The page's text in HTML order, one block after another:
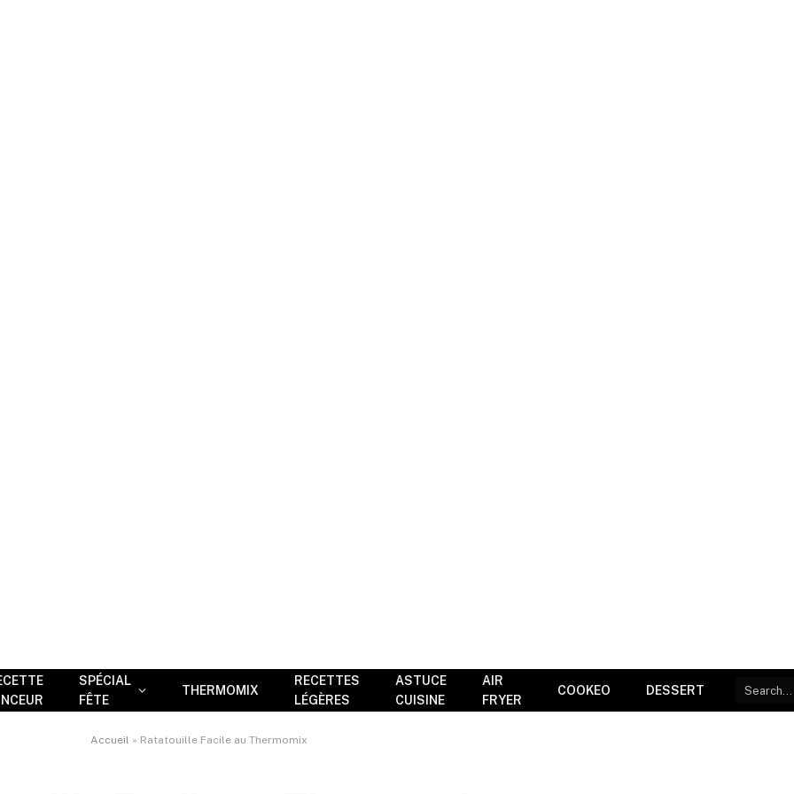
SPÉCIAL
FÊTE
THERMOMIX
RECETTES
LÉGÈRES
ASTUCE
CUISINE
AIR
FRYER
COOKEO DESSERT
Accueil » Ratatouille Facile au Thermomix